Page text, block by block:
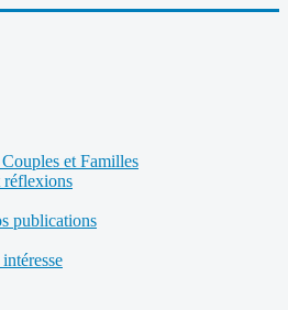
et Familles
réflexions
publications